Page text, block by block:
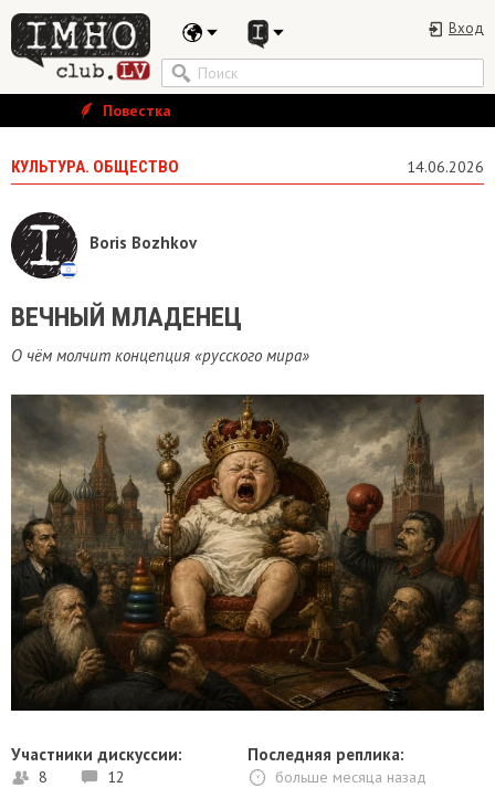
Вход
Повестка
КУЛЬТУРА. ОБЩЕСТВО 14.06.2026
Boris Bozhkov
ВЕЧНЫЙ МЛАДЕНЕЦ
О чём молчит концепция «русского мира»
Участники дискуссии:
8 12
Последняя реплика:
больше месяца назад